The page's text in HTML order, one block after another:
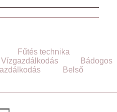
Fűtés technika
Vízgazdálkodás
Bádogos
Belső